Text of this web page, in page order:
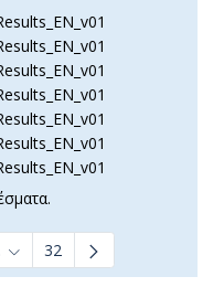
Ενδιάμεσες σελίδες Use
32